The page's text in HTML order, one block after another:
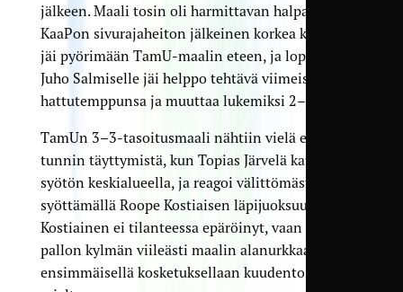
jälkeen. Maali tosin oli harmittavan halpa, sillä
KaaPon sivurajaheiton jälkeinen korkea keskitys
jäi pyörimään TamU-maalin eteen, ja lopulta
Juho Salmiselle jäi helppo tehtävä viimeistellä
hattutemppunsa ja muuttaa lukemiksi 2–3.
TamUn 3–3-tasoitusmaali nähtiin vielä ennen
tunnin täyttymistä, kun Topias Järvelä katkaisi
syötön keskialueella, ja reagoi välittömästi
syöttämällä Roope Kostiaisen läpijuoksuun.
Kostiainen ei tilanteessa epäröinyt, vaan laukoi
pallon kylmän viileästi maalin alanurkkaan heti
ensimmäisellä kosketuksellaan kuudentoista